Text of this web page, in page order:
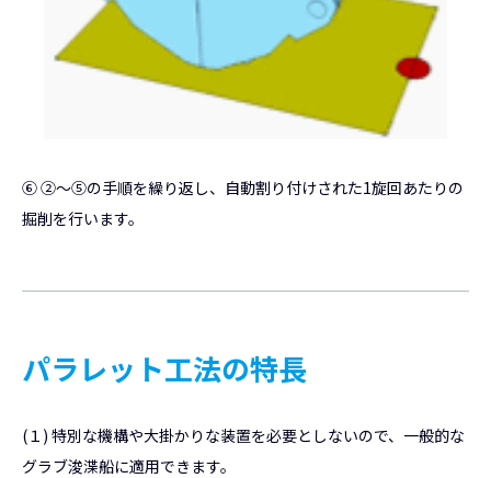
⑥ ②～⑤の手順を繰り返し、自動割り付けされた1旋回あたりの
掘削を行います。
パラレット工法の特長
(１) 特別な機構や大掛かりな装置を必要としないので、一般的な
グラブ浚渫船に適用できます。